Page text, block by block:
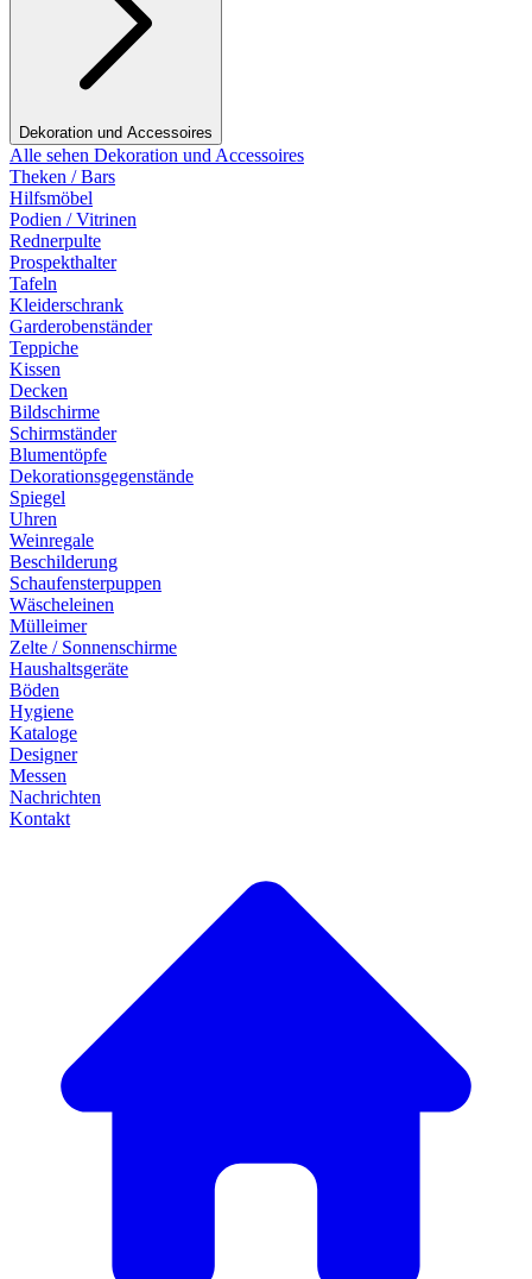
Dekoration und Accessoires
Alle sehen Dekoration und Accessoires
Theken / Bars
Hilfsmöbel
Podien / Vitrinen
Rednerpulte
Prospekthalter
Tafeln
Kleiderschrank
Garderobenständer
Teppiche
Kissen
Decken
Bildschirme
Schirmständer
Blumentöpfe
Dekorationsgegenstände
Spiegel
Uhren
Weinregale
Beschilderung
Schaufensterpuppen
Wäscheleinen
Mülleimer
Zelte / Sonnenschirme
Haushaltsgeräte
Böden
Hygiene
Kataloge
Designer
Messen
Nachrichten
Kontakt